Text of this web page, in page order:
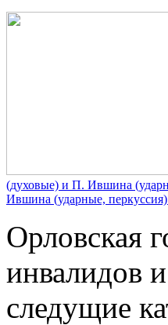
(духовые) и П. Ившина
Ившина (ударные, перкуссия)
Орловская
инвалидов
следущие